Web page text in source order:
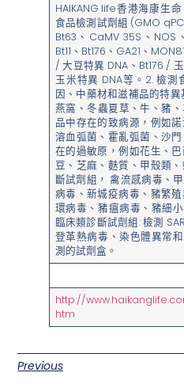
HAIKANG life香港海康生
食品檢測試劑組 (GMO
Bt63、CaMV 35S、NOS
Bt11、Bt176、GA21、
/ 大豆特異 DNA、Bt176 /
玉米特異 DNA等。2. 檢
因、中藥材和滋補品的特
燕窩、冬蟲夏草、牛、豬
品中存在的致病源，例如
溶血弧菌、霍亂弧菌、沙
在的過敏原，例如花生、
豆、芝麻、麩質、甲殼類
斷試劑組， 禽流感病毒、
病毒、新城疫病毒、豬繁
環病毒、豬瘟病毒、豬細
臨床類診斷試劑組: 檢測
登革熱病毒、染色體異常
測的試劑盒。
http://
htm
Previous